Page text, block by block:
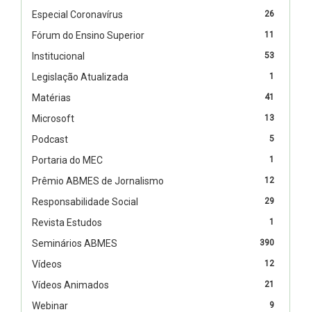
26
Especial Coronavírus
11
Fórum do Ensino Superior
53
Institucional
1
Legislação Atualizada
41
Matérias
13
Microsoft
5
Podcast
1
Portaria do MEC
12
Prêmio ABMES de Jornalismo
29
Responsabilidade Social
1
Revista Estudos
390
Seminários ABMES
12
Vídeos
21
Vídeos Animados
9
Webinar